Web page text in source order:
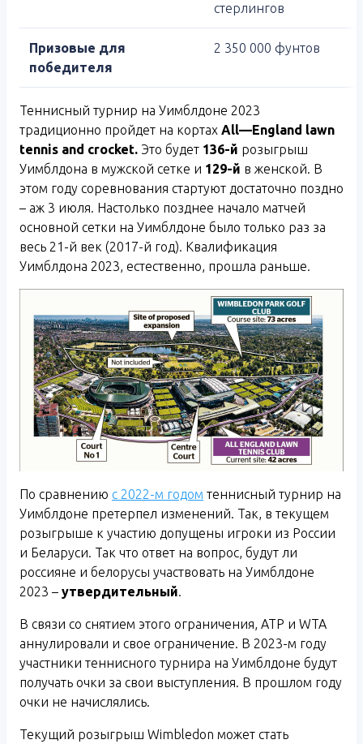
стерлингов
Призовые для
победителя
2 350 000 фунтов
Теннисный турнир на Уимблдоне 2023
традиционно пройдет на кортах All—England lawn
tennis and crocket. Это будет 136-й розыгрыш
Уимблдона в мужской сетке и 129-й в женской. В
этом году соревнования стартуют достаточно поздно
– аж 3 июля. Настолько позднее начало матчей
основной сетки на Уимблдоне было только раз за
весь 21-й век (2017-й год). Квалификация
Уимблдона 2023, естественно, прошла раньше.
По сравнению с 2022-м годом теннисный турнир на
Уимблдоне претерпел изменений. Так, в текущем
розыгрыше к участию допущены игроки из России
и Беларуси. Так что ответ на вопрос, будут ли
россияне и белорусы участвовать на Уимблдоне
2023 – утвердительный.
В связи со снятием этого ограничения, ATP и WTA
аннулировали и свое ограничение. В 2023-м году
участники теннисного турнира на Уимблдоне будут
получать очки за свои выступления. В прошлом году
очки не начислялись.
Текущий розыгрыш Wimbledon может стать